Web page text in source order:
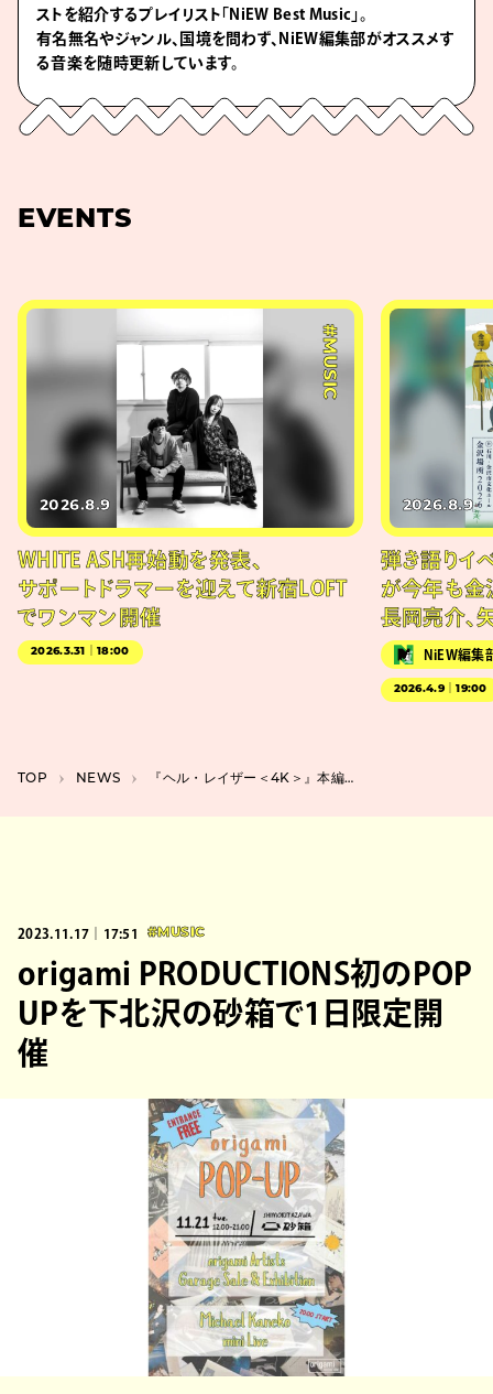
ストを紹介するプレイリスト「NiEW Best Music」。
有名無名やジャンル、国境を問わず、NiEW編集部がオススメす
る音楽を随時更新しています。
EVENTS
#MUSIC
2026.8.9
WHITE ASH再始動を発表、
サポートドラマーを迎えて新宿LOFT
でワンマン開催
2026.3.31｜18:00
2026.8.9
弾き語りイ
が今年も金
長岡亮介、
NiEW編集
2026.4.9｜19:00
TOP NEWS 『ヘル・レイザー＜4K＞』本編特別映像が公開、80年代カルトホラー映画の名シーン
2023.11.17｜17:51 #MUSIC
origami PRODUCTIONS初のPOP
UPを下北沢の砂箱で1日限定開
催